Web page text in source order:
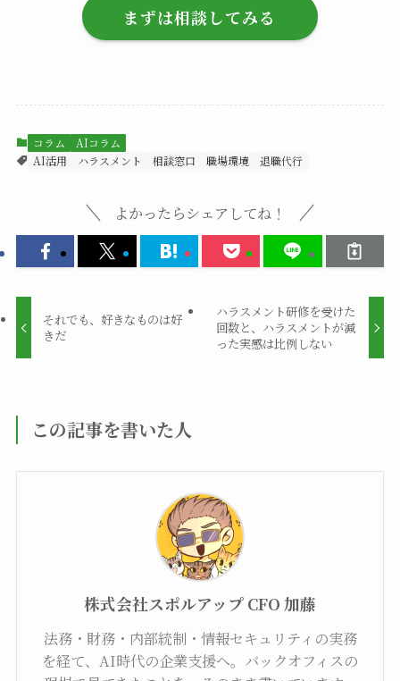
まずは相談してみる
コラム
AIコラム
AI活用
ハラスメント 相談窓口 職場環境 退職代行
よかったらシェアしてね！
それでも、好きなものは好
きだ
ハラスメント研修を受けた
回数と、ハラスメントが減
った実感は比例しない
この記事を書いた人
株式会社スポルアップ CFO 加藤
法務・財務・内部統制・情報セキュリティの実務
を経て、AI時代の企業支援へ。バックオフィスの